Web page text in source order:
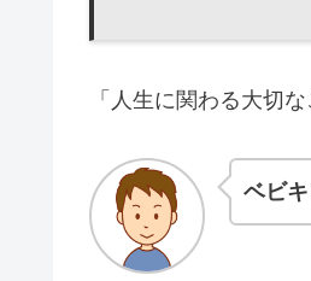
「人生に関わる大切
ベビ